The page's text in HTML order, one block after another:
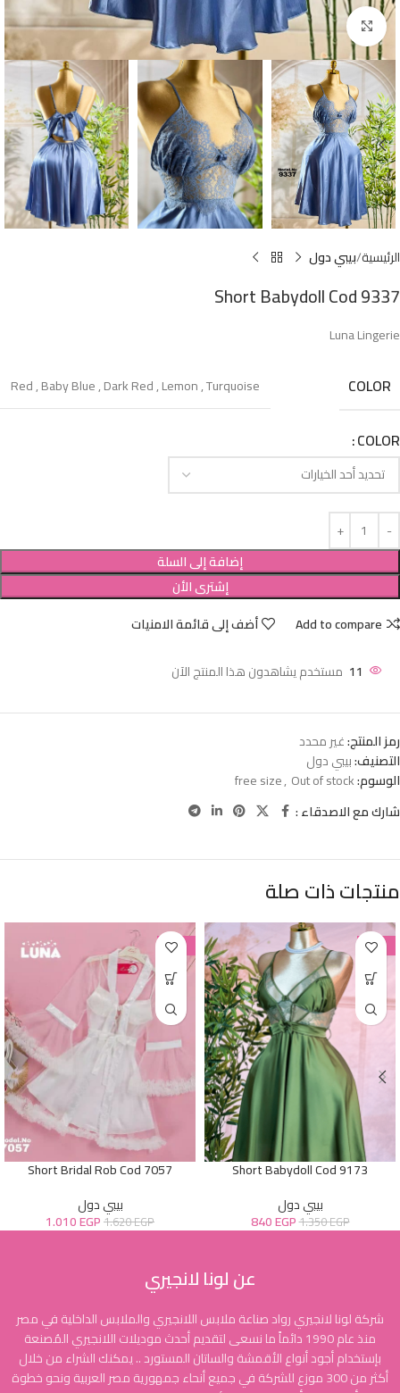
Click to enlarge
الرئيسية بيبي دول
Short Babydoll Cod 9337
Luna Lingerie
COLOR
Red,Baby Blue,Dark Red,Lemon,Turquoise
COLOR
إضافة إلى السلة
إشترى الأن
Add to compare
أضف إلى قائمة الامنيات
11 مستخدم يشاهدون هذا المنتج الآن
رمز المنتج:غير محدد
التصنيف:بيبي دول
الوسوم:
free size, Out of stock
شارك مع الاصدقاء :
منتجات ذات صلة
-38%
Short Babydoll Cod 9173
بيبي دول
1.350EGP
840EGP
-38%
Short Bridal Rob Cod 7057
بيبي دول
1.620EGP
1.010EGP
عن لونا لانجيري
شركة لونا لانجيري رواد صناعة ملابس اللانجيري والملابس الداخلية في مصر
منذ عام 1990 دائماً ما نسعى لتقديم أحدث موديلات اللانجيري المُصنعة
بإستخدام أجود أنواع الأقمشة والساتان المستورد .. يمكنك الشراء من خلال
أكثر من 300 موزع للشركة في جميع أنحاء جمهورية مصر العربية ونحو خطوة